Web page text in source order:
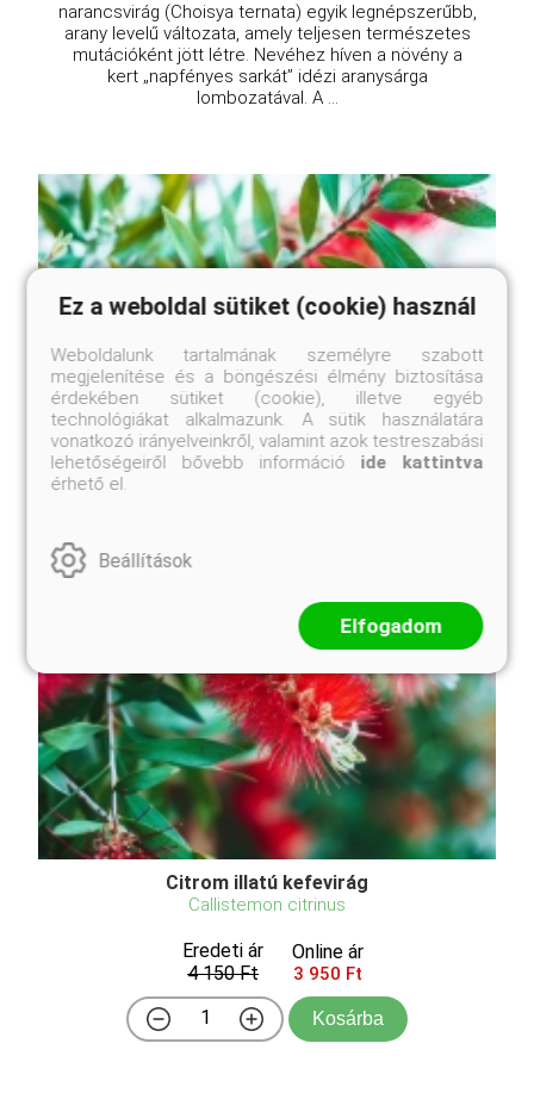
narancsvirág (Choisya ternata) egyik legnépszerűbb,
arany levelű változata, amely teljesen természetes
mutációként jött létre. Nevéhez híven a növény a
kert „napfényes sarkát” idézi aranysárga
lombozatával. A ...
Citrom illatú kefevirág
Callistemon citrinus
Eredeti ár
4 150 Ft
Online ár
3 950 Ft
Kosárba
Ez a weboldal sütiket (cookie) használ
Weboldalunk tartalmának személyre szabott
megjelenítése és a böngészési élmény biztosítása
érdekében sütiket (cookie), illetve egyéb
technológiákat alkalmazunk. A sütik használatára
vonatkozó irányelveinkről, valamint azok testreszabási
lehetőségeiről bővebb információ ide kattintva
érhető el.
Beállítások
Elfogadom